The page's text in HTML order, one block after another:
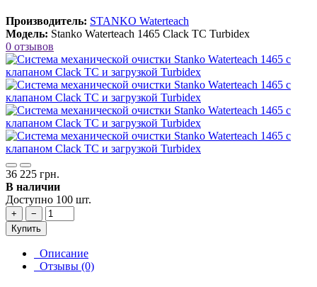
Производитель: STANKO Waterteach
Модель: Stanko Waterteach 1465 Clack TC Turbidex
0 отзывов
36 225 грн.
В наличии
Доступно 100 шт.
+
−
Купить
Описание
Отзывы (0)